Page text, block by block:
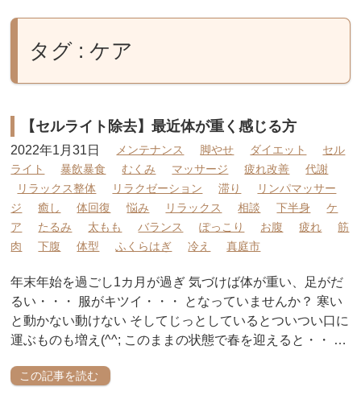
タグ : ケア
【セルライト除去】最近体が重く感じる方
2022年1月31日 メンテナンス 脚やせ ダイエット
セル
ライト
暴飲暴食 むくみ マッサージ 疲れ改善
代謝
リラックス整体
リラクゼーション 滞り
リンパマッサー
ジ
癒し 体回復 悩み リラックス 相談 下半身
ケ
ア
たるみ 太もも バランス ぽっこり お腹 疲れ
筋
肉
下腹 体型 ふくらはぎ 冷え 真庭市
年末年始を過ごし1カ月が過ぎ 気づけば体が重い、足がだ
るい・・・ 服がキツイ・・・ となっていませんか？ 寒い
と動かない動けない そしてじっとしているとついつい口に
運ぶものも増え(^^; このままの状態で春を迎えると・・ …
この記事を読む